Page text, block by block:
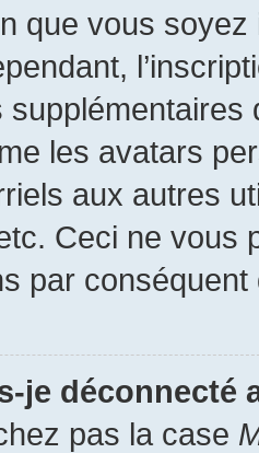
que vous
les avatars
aux autres
Ceci ne vous
par conséquent
je déconnecté
pas la case